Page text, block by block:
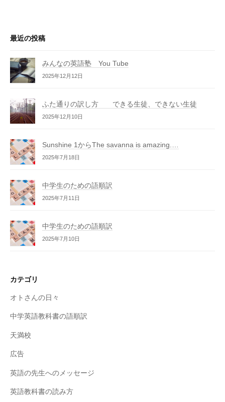
最近の投稿
みんなの英語塾 You Tube
2025年12月12日
ふた通りの訳し方 できる生徒、できない生徒
2025年12月10日
Sunshine 1からThe savanna is amazing.…
2025年7月18日
中学生のための語順訳
2025年7月11日
中学生のための語順訳
2025年7月10日
カテゴリ
オトさんの日々
中学英語教科書の語順訳
天満校
広告
英語の先生へのメッセージ
英語教科書の読み方